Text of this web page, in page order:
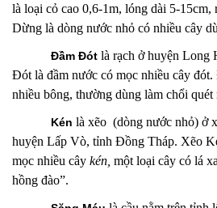
là loại cỏ cao 0,6-1m, lóng dài 5-15cm,
Dừng là dòng nước nhỏ có nhiều cây
Đầm Đót là rạch ở huyện
Đót là đầm nước có mọc nhiều cây
nhiều bông, thường dùng làm chổi quét
Kén là xẽo (dòng nước nhỏ) ở
huyện Lấp Vò, tỉnh Đồng Tháp. Xẽo
mọc nhiều cây kén, một loại cây có lá
hồng đào”.